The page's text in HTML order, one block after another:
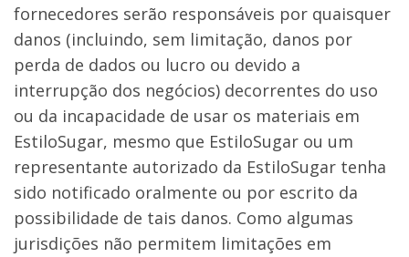
fornecedores serão responsáveis por quaisquer
danos (incluindo, sem limitação, danos por
perda de dados ou lucro ou devido a
interrupção dos negócios) decorrentes do uso
ou da incapacidade de usar os materiais em
EstiloSugar, mesmo que EstiloSugar ou um
representante autorizado da EstiloSugar tenha
sido notificado oralmente ou por escrito da
possibilidade de tais danos. Como algumas
jurisdições não permitem limitações em